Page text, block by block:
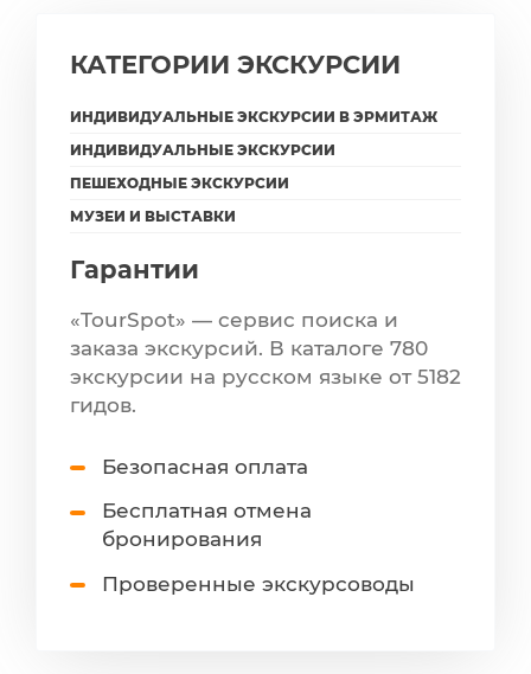
КАТЕГОРИИ ЭКСКУРСИИ
ИНДИВИДУАЛЬНЫЕ ЭКСКУРСИИ В ЭРМИТАЖ
ИНДИВИДУАЛЬНЫЕ ЭКСКУРСИИ
ПЕШЕХОДНЫЕ ЭКСКУРСИИ
МУЗЕИ И ВЫСТАВКИ
Гарантии
«TourSpot» — сервис поиска и
заказа экскурсий. В каталоге 780
экскурсии на русском языке от 5182
гидов.
Безопасная оплата
Бесплатная отмена
бронирования
Проверенные экскурсоводы